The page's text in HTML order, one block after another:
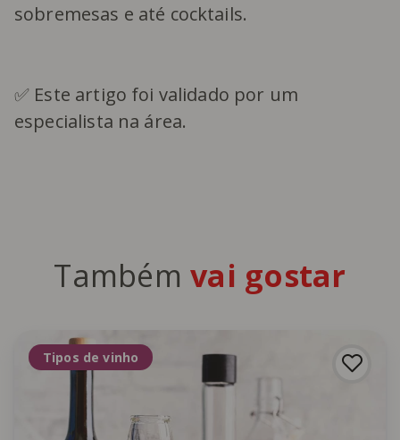
sobremesas e até cocktails.
✅ Este artigo foi validado por um
especialista na área.
Tambémvai gostar
Tipos de vinho